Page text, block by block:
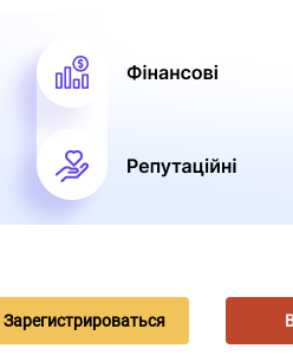
Зарегистрироваться